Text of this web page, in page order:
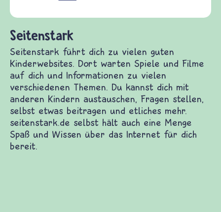
Kinderwebsites. Dort warten Spiele und
vielen verschiedenen Themen. Du kannst
Fragen stellen, selbst etwas beitragen
und Frieden, Streit und Gewalt.